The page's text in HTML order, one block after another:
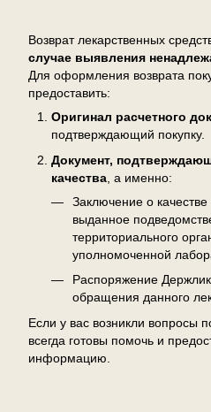
Возврат лекарственных
случае выявления
Для оформления возврата
предоставить:
Оригинал расчетного
подтверждающий покупку.
Документ,
качества , а именно:
Заключение о качестве
выданное
территориального
уполномоченной
Распоряжение
обращения данного
Если у вас возникли вопросы
всегда готовы помочь и
информацию.